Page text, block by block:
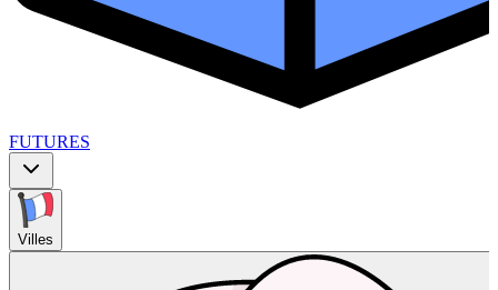
FUTURES
Villes